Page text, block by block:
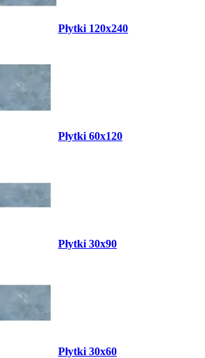
Płytki 120x240
Płytki 60x120
Płytki 30x90
Płytki 30x60